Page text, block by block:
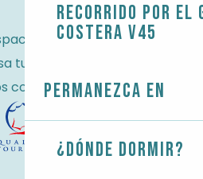
Recorrido por el
costera V45
Permanezca en
¿Dónde dormir?
Pro
turística
compromisos